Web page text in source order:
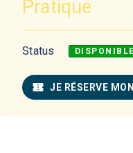
Pratique
Status DISPONIBLE
confirmation_number JE RÉSERVE